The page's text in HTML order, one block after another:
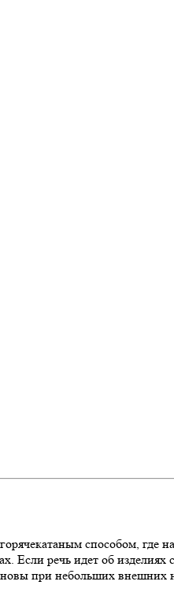
способом, где
Если речь идет об
при небольших внешних